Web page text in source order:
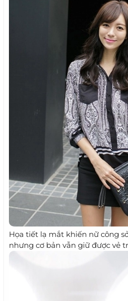
Họa tiết lạ mắt khiến nữ công
nhưng cơ bản vẫn giữ được vẻ